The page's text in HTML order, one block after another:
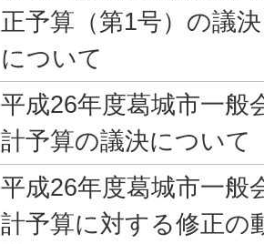
正予算（第1号）の議決
について
平成26年度葛城市一般
計予算の議決について
平成26年度葛城市一般
計予算に対する修正の